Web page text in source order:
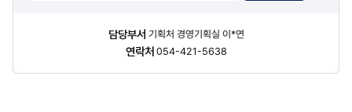
담당부서 기획처 경영기획실 이*연
연락처 054-421-5638